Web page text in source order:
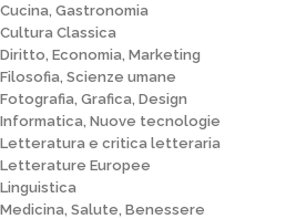
Cucina, Gastronomia
Cultura Classica
Diritto, Economia, Marketing
Filosofia, Scienze umane
Fotografia, Grafica, Design
Informatica, Nuove tecnologie
Letteratura e critica letteraria
Letterature Europee
Linguistica
Medicina, Salute, Benessere